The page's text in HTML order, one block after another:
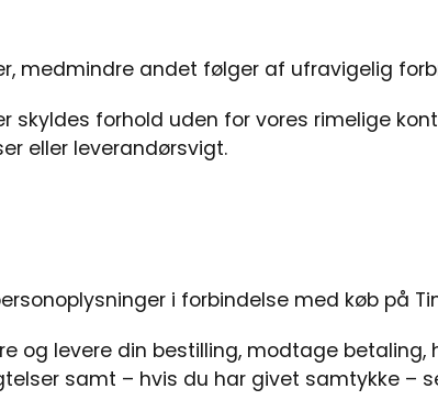
medmindre andet følger af ufravigelig
skyldes forhold uden for vores rimelige
eller leverandørsvigt.
i forbindelse med køb på
og levere din bestilling, modtage betaling,
samt – hvis du har givet samtykke –